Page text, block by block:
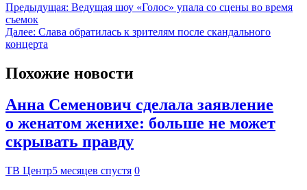
Предыдущая: Ведущая шоу «Голос» упала со сцены во время
съемок
Далее: Слава обратилась к зрителям после скандального
концерта
Похожие новости
Анна Семенович сделала заявление
о женатом женихе: больше не может
скрывать правду
ТВ Центр5 месяцев спустя 0